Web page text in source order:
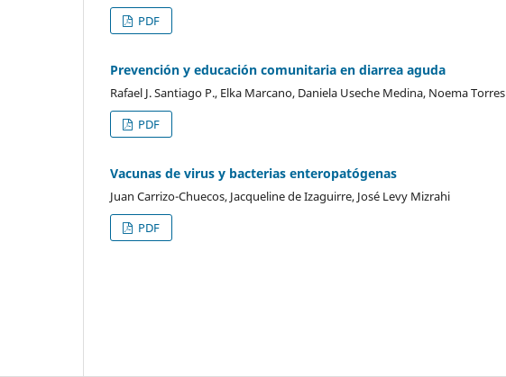
PDF
Prevención y educación comunitaria en diarrea aguda
Rafael J. Santiago P., Elka Marcano, Daniela Useche Medina, Noema Torres
PDF
Vacunas de virus y bacterias enteropatógenas
Juan Carrizo-Chuecos, Jacqueline de Izaguirre, José Levy Mizrahi
PDF